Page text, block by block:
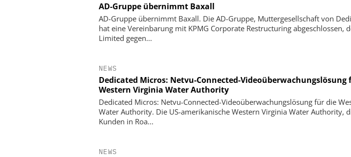
AD-Gruppe übernimmt Baxall
AD-Gruppe übernimmt Baxall. Die AD-Gruppe, Muttergesellschaft von
hat eine Vereinbarung mit KPMG Corporate Restructuring abgeschlossen,
Limited gegen...
NEWS
Dedicated Micros: Netvu-Connected-Videoüberwachungslösung
Western Virginia Water Authority
Dedicated Micros: Netvu-Connected-Videoüberwachungslösung für die
Water Authority. Die US-amerikanische Western Virginia Water Authority,
Kunden in Roa...
NEWS